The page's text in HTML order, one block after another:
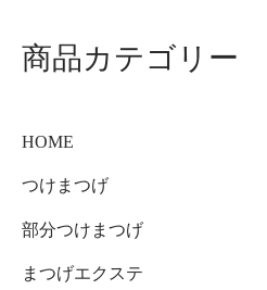
商品カテゴリー
HOME
つけまつげ
部分つけまつげ
まつげエクステ